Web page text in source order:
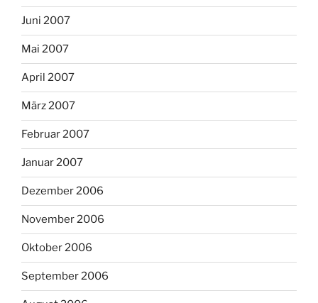
Juni 2007
Mai 2007
April 2007
März 2007
Februar 2007
Januar 2007
Dezember 2006
November 2006
Oktober 2006
September 2006